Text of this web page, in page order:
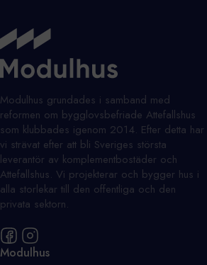
Modulhus grundades i samband med
reformen om bygglovsbefriade Attefallshus
som klubbades igenom 2014. Efter detta har
vi strävat efter att bli Sveriges största
leverantör av komplementbostäder och
Attefallshus. Vi projekterar och bygger hus i
alla storlekar till den offentliga och den
privata sektorn.
Modulhus